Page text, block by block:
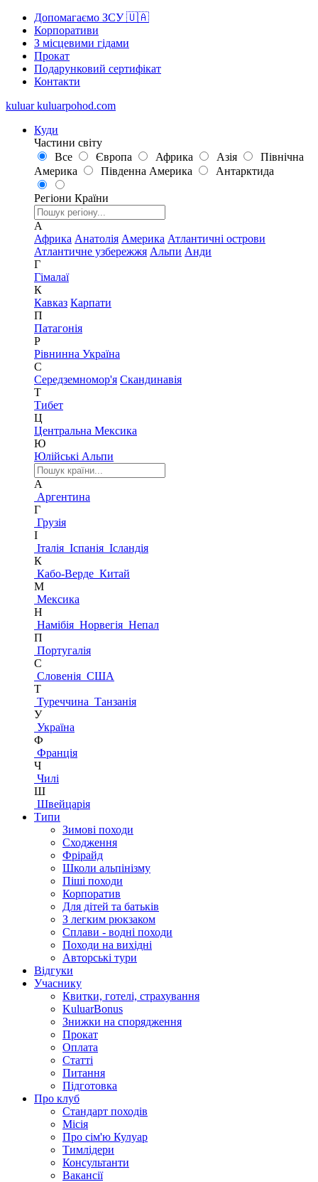
Допомагаємо ЗСУ 🇺🇦
Корпоративи
З місцевими гідами
Прокат
Подарунковий сертифікат
Контакти
kuluar kuluarpohod.com
Куди
Частини світу
Все
Європа Африка Азія
Північна
Америка
Південна Америка Антарктида
Регіони Країни
А
Африка Анатолія Америка Атлантичні острови
Атлантичне узбережжя Альпи Анди
Г
Гімалаї
К
Кавказ Карпати
П
Патагонія
Р
Рівнинна Україна
С
Середземномор'я Скандинавія
Т
Тибет
Ц
Центральна Мексика
Ю
Юлійські Альпи
А
Аргентина
Г
Грузія
І
Італія Іспанія Ісландія
К
Кабо-Верде Китай
М
Мексика
Н
Намібія Норвегія Непал
П
Португалія
С
Словенія США
Т
Туреччина Танзанія
У
Україна
Ф
Франція
Ч
Чилі
Ш
Швейцарія
Типи
Зимові походи
Сходження
Фрірайд
Школи альпінізму
Піші походи
Корпоратив
Для дітей та батьків
З легким рюкзаком
Сплави - водні походи
Походи на вихідні
Авторські тури
Відгуки
Учаснику
Квитки, готелі, страхування
KuluarBonus
Знижки на спорядження
Прокат
Оплата
Статті
Питання
Підготовка
Про клуб
Стандарт походів
Місія
Про сім'ю Кулуар
Тимлідери
Консультанти
Вакансії